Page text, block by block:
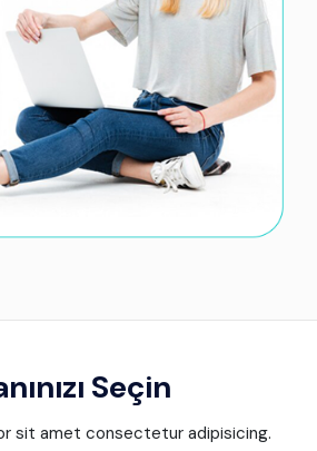
Seçin
sit amet consectetur adipisicing.